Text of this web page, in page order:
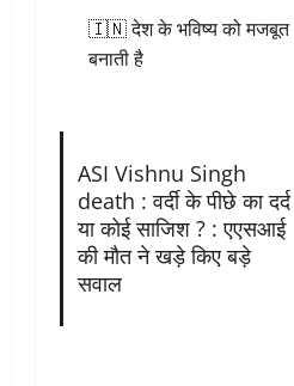
🇮🇳 देश के भविष्य को मजबूत
बनाती है
ASI Vishnu Singh
death : वर्दी के पीछे का दर्द
या कोई साजिश ? : एएसआई
की मौत ने खड़े किए बड़े
सवाल